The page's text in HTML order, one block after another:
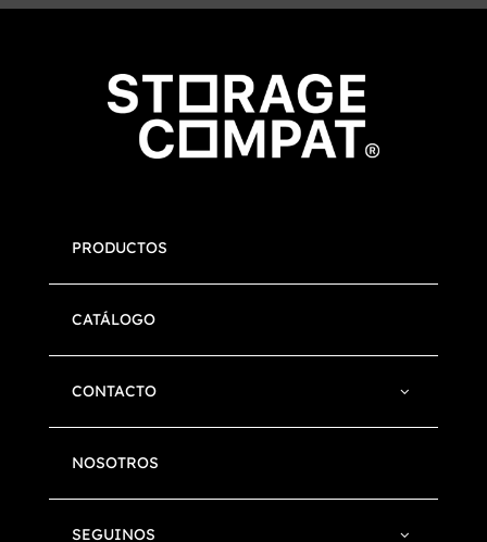
PRODUCTOS
CATÁLOGO
CONTACTO
NOSOTROS
SEGUINOS